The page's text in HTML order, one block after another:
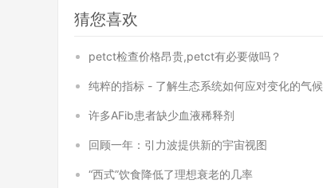
猜您喜欢
petct检查价格昂贵,petct有必要做吗？
纯粹的指标 - 了解生态系统如何应对变化的气候
许多AFib患者缺少血液稀释剂
回顾一年：引力波提供新的宇宙视图
“西式”饮食降低了理想衰老的几率